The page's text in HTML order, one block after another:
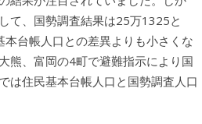
て、国勢調査結果は25万1325と
台帳人口との差異よりも小さくな
熊、富岡の4町で避難指示により国
は住民基本台帳人口と国勢調査人口